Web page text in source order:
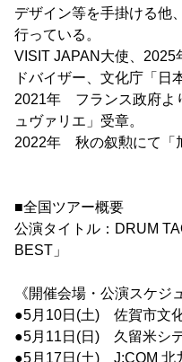
デザイン等を手掛ける他
行っている。
VISIT JAPAN大使、2025
ドバイザー、文化庁「日
2021年 フランス政府よ
ュヴァリエ」受章。
2022年 秋の叙勲にて「
■全国ツアー概要
公演タイトル：DRUM
BEST」
《開催会場・公演スケジ
●5月10日(土) 佐賀市文
●5月11日(日) 久留米シ
●5月17日(土) J:COM 北